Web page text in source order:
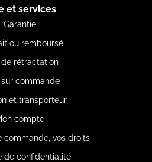
et services
Garantie
ou remboursé
de rétractation
sur commande
et transporteur
compte
commande, vos droits
de confidentialité